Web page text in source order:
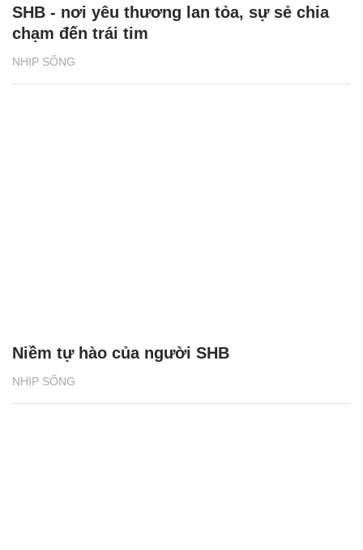
NHỊP SỐNG
SHB - nơi yêu thương lan tỏa, sự sẻ chia
chạm đến trái tim
NHỊP SỐNG
Niềm tự hào của người SHB